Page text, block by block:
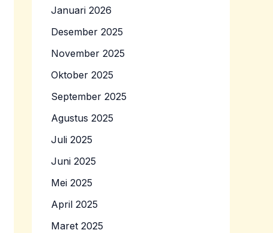
Januari 2026
Desember 2025
November 2025
Oktober 2025
September 2025
Agustus 2025
Juli 2025
Juni 2025
Mei 2025
April 2025
Maret 2025